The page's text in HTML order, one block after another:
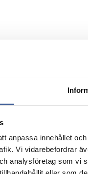
anpassa innehållet
Vi vidarebefordrar
analysföretag som vi
gr/m2